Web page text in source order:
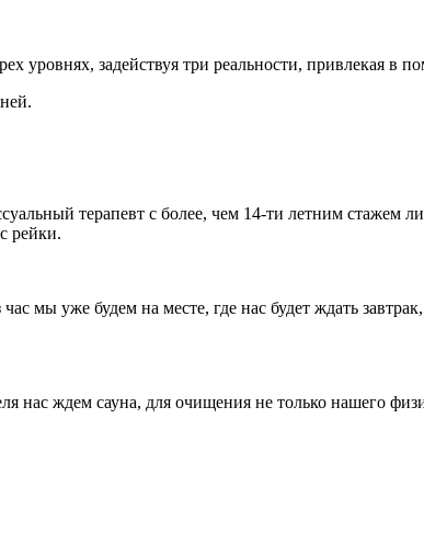
уровнях, задействуя три реальности, привлекая
терапевт с более, чем 14-ти летним стажем
рейки.
мы уже будем на месте, где нас будет ждать
ждем сауна, для очищения не только нашего